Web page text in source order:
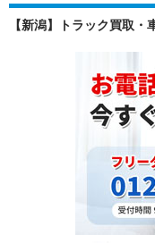
の
と
海
外
需
リ
ゲ【新潟】トラック買取・